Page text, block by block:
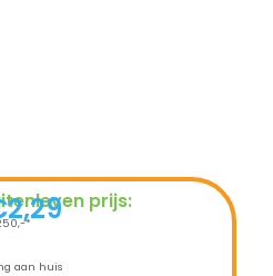
prijs:
2,29
*
aan huis